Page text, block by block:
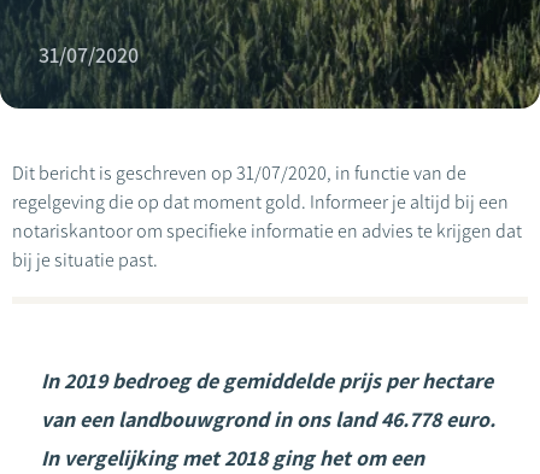
31/07/2020
Dit bericht is geschreven op 31/07/2020, in functie van de
regelgeving die op dat moment gold. Informeer je altijd bij een
notariskantoor om specifieke informatie en advies te krijgen dat
bij je situatie past.
In 2019 bedroeg de gemiddelde prijs per hectare
van een landbouwgrond in ons land 46.778 euro.
In vergelijking met 2018 ging het om een